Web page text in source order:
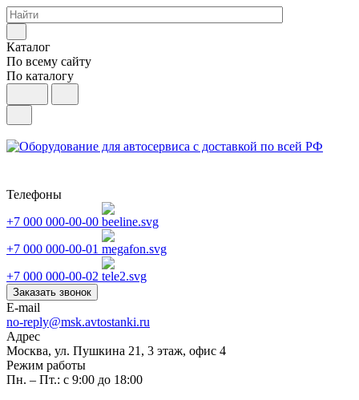
Каталог
По всему сайту
По каталогу
Телефоны
+7 000 000-00-00
+7 000 000-00-01
+7 000 000-00-02
Заказать звонок
E-mail
no-reply@msk.avtostanki.ru
Адрес
Москва, ул. Пушкина 21, 3 этаж, офис 4
Режим работы
Пн. – Пт.: с 9:00 до 18:00